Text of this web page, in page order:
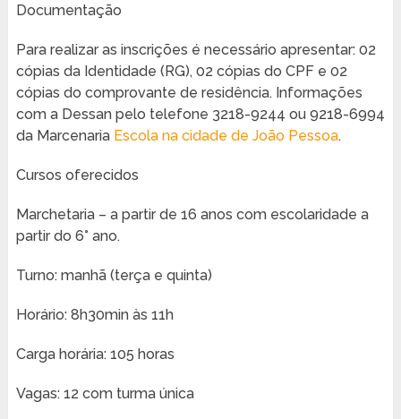
Documentação
Para realizar as inscrições é necessário apresentar: 02
cópias da Identidade (RG), 02 cópias do CPF e 02
cópias do comprovante de residência. Informações
com a Dessan pelo telefone 3218-9244 ou 9218-6994
da Marcenaria Escola na cidade de João Pessoa.
Cursos oferecidos
Marchetaria – a partir de 16 anos com escolaridade a
partir do 6° ano.
Turno: manhã (terça e quinta)
Horário: 8h30min às 11h
Carga horária: 105 horas
Vagas: 12 com turma única